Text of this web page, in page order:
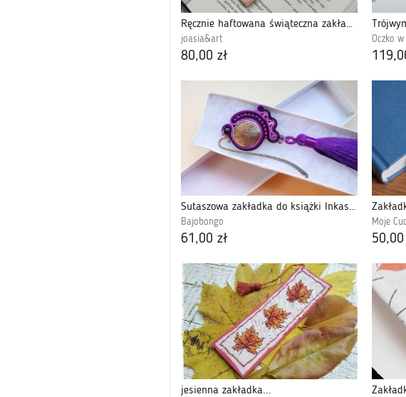
Ręcznie haftowana świąteczna zakładka do książki - Magia Świąt
joasia&art
80,00 zł
Oczko w
Sutaszowa zakładka do książki Inkaskie Słońce
Bajobongo
61,00 zł
Moje
50,00
jesienna zakładka...